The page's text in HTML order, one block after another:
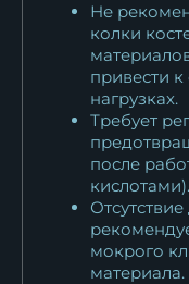
Не
колки
привести
нагрузках.
Требует
после
кислотами).
мокрого
материала.